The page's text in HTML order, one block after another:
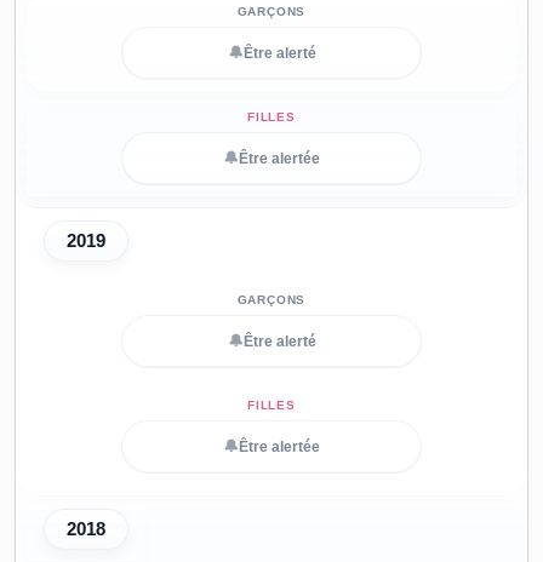
🔔 Être alerté
🔔 Être alertée
2019
🔔 Être alerté
🔔 Être alertée
2018